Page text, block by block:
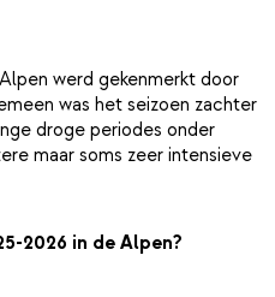
werd gekenmerkt door
was het seizoen zachter
droge periodes onder
maar soms zeer intensieve
2026 in de Alpen?